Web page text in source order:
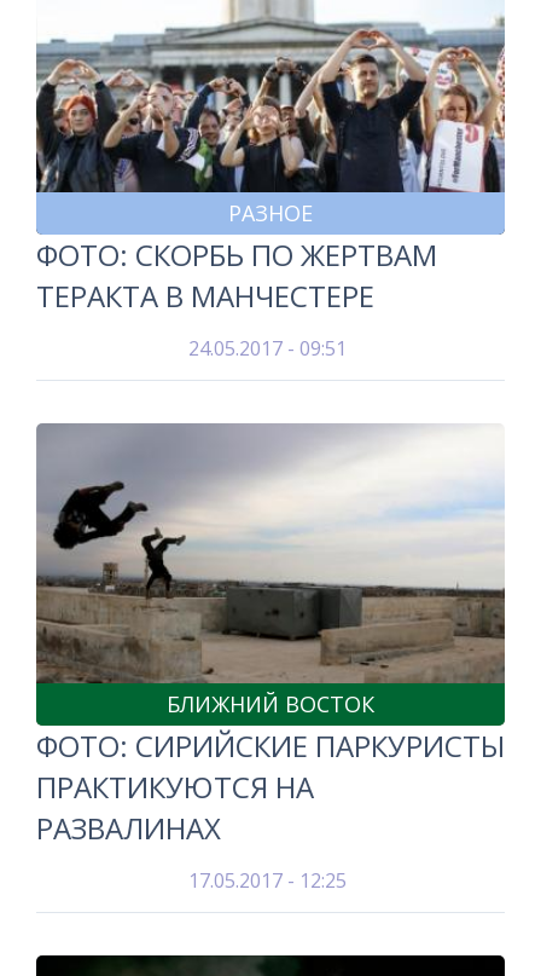
РАЗНОЕ
ФОТО: СКОРБЬ ПО ЖЕРТВАМ
ТЕРАКТА В МАНЧЕСТЕРЕ
24.05.2017 - 09:51
БЛИЖНИЙ ВОСТОК
ФОТО: СИРИЙСКИЕ ПАРКУРИСТЫ
ПРАКТИКУЮТСЯ НА
РАЗВАЛИНАХ
17.05.2017 - 12:25